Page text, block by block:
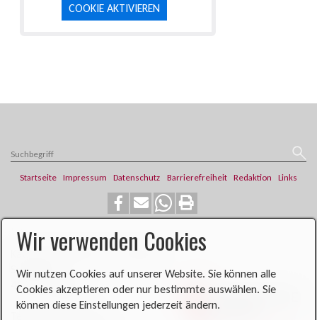
COOKIE AKTIVIEREN
Startseite Impressum Datenschutz Barrierefreiheit Redaktion Links
​​​​Katholische Pfarrei St. Franziskus
Steinweg 6
46419 Isselburg
Wir verwenden Cookies
Wir nutzen Cookies auf unserer Website. Sie können alle
Cookies akzeptieren oder nur bestimmte auswählen. Sie
können diese Einstellungen jederzeit ändern.